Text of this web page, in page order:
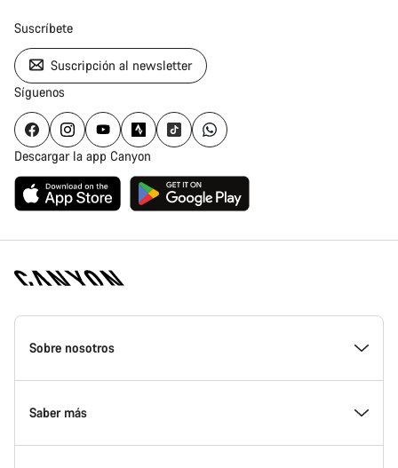
Suscríbete
Suscripción al newsletter
Síguenos
Descargar la app Canyon
Canyon
Homepage
Sobre nosotros
Conoce Canyon
Saber más